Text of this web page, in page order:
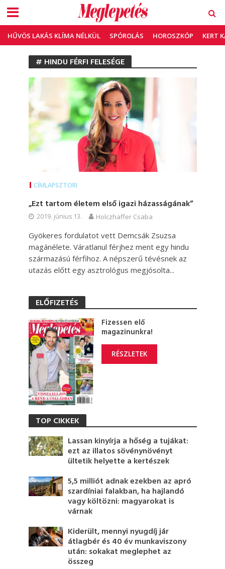
HŰVÖS LAKÁS KLÍMA NÉLKÜL SPÓROLÁS HOROSZKÓP KERT
# HINDU FÉRFI FELESÉGE
CÍMLAPSZTORI
„Ezt tartom életem első igazi házasságának”
2019. június 13. Holczhaffer Csaba
Gyökeres fordulatot vett Demcsák Zsuzsa
magánélete. Váratlanul férjhez ment egy hindu
származású férfihoz. A népszerű tévésnek az
utazás előtt egy asztrológus megjósolta...
ELŐFIZETÉS
Fizessen elő
magazinunkra!
RÉSZLETEK
TOP CIKKEK
Lassan kinyírja a hőség a tujákat:
ezt az illatos sövénynövényt
ültetik helyette a kertészek
5,5 milliót adnak ezekben az apró
szardíniai falakban, ha hajlandó
vagy költözni: magyarokat is
várnak
Kiderült, mennyi nyugdíj jár
átlagbér és 40 év munkaviszony
után: sokakat meglephet az
összeg